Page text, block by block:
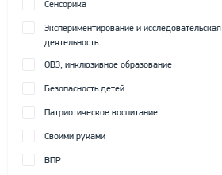
Сенсорика
Экспериментирование и исследовательская
деятельность
ОВЗ, инклюзивное образование
Безопасность детей
Патриотическое воспитание
Своими руками
ВПР